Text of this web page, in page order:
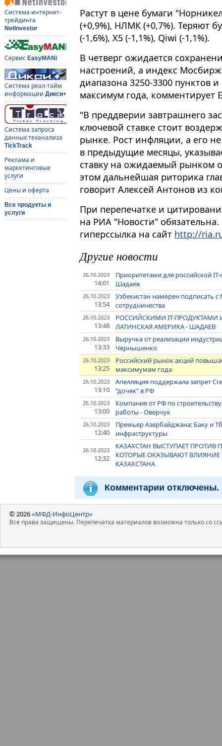
Система интернет-
трейдинга
NetInvestor
Сервис EasyMANi
Система реал-тайм
информации Дикси+
Система запроса
данных теханализа
TickTrack
Реклама и
маркетинговые
услуги
Цены и оферта
Все продукты и
услуги
Растут в цене бумаги
(+0,9%), НЛМК (+0,7%). Теряют
(-1,6%), X5 (-1,1%), Qiwi (-1,1%).
В четверг ожидается
настроений, а индекс
диапазона 3250-3300 пунктов
максимум года, комментирует
"В преддверии завтрашнего
ключевой ставке стоит
рынке. Рост инфляции, а его
в предыдущие месяцы,
ставку на ожидаемый рынком
этом дальнейшая риторика
говорит Алексей Антонов из
При перепечатке и
на РИА "Новости"
гиперссылка на сайт http://
Другие новости
26.10.2023
14:01
Приоритетами для российской
Шадаев
26.10.2023
13:54
Узбекистан намерен подписать
сотрудничества
26.10.2023
13:48
РОССИЙСКИМИ IT-ПРОДУКТАМИ
ЛАТИНСКАЯ АМЕРИКА - ШАДАЕВ
26.10.2023
13:33
Выручка от реализации
Чернышенко
26.10.2023
13:25
Российский рынок акций
максимумам года
26.10.2023
13:10
Апелляция поддержала запрет
"дочек" в РФ
26.10.2023
13:00
Компания от РФ по
работы - Оверчук
26.10.2023
12:40
Премьер Азербайджана: Баку и
инфраструктуры
26.10.2023
12:32
КАЗАХСТАН ВЫСТУПАЕТ
КОТОРЫЕ ОКАЗЫВАЮТ
КАЗАХСТАНА
Комментарии отключены.
© 2026«МФД-ИнфоЦентр»
Все права защищены. Перепечатка материалов возможна только со